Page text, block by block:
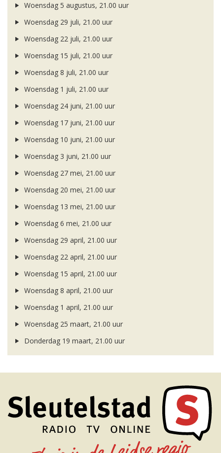
Woensdag 5 augustus, 21.00 uur
Woensdag 29 juli, 21.00 uur
Woensdag 22 juli, 21.00 uur
Woensdag 15 juli, 21.00 uur
Woensdag 8 juli, 21.00 uur
Woensdag 1 juli, 21.00 uur
Woensdag 24 juni, 21.00 uur
Woensdag 17 juni, 21.00 uur
Woensdag 10 juni, 21.00 uur
Woensdag 3 juni, 21.00 uur
Woensdag 27 mei, 21.00 uur
Woensdag 20 mei, 21.00 uur
Woensdag 13 mei, 21.00 uur
Woensdag 6 mei, 21.00 uur
Woensdag 29 april, 21.00 uur
Woensdag 22 april, 21.00 uur
Woensdag 15 april, 21.00 uur
Woensdag 8 april, 21.00 uur
Woensdag 1 april, 21.00 uur
Woensdag 25 maart, 21.00 uur
Donderdag 19 maart, 21.00 uur